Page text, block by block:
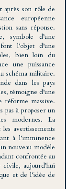
après son rôle de
européenne
sans réponse.
symbole d’une
l’objet d’une
bien loin du
une puissance
schéma militaire.
dans les pays
témoigne d’une
massive.
pas à proposer un
modernes. La
avertissements
à l’imminence
nouveau modèle
confrontée au
aujourd’hui
et de l’idée de